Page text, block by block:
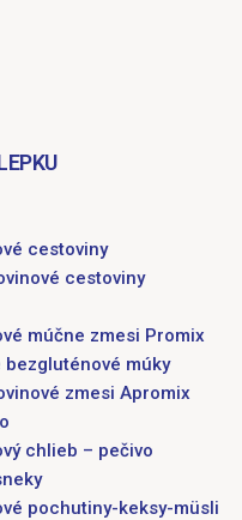
cestoviny
cestoviny
múčne zmesi Promix
múky
zmesi Apromix
chlieb – pečivo
pochutiny-keksy-müsli